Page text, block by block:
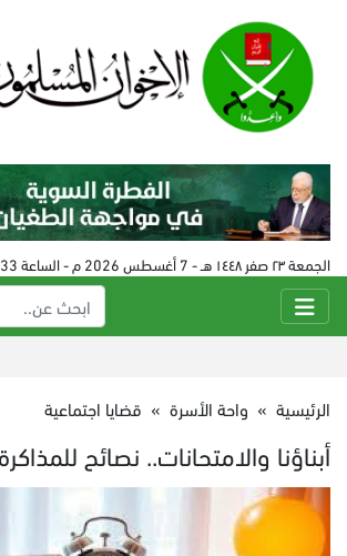
الجمعة ٢٣ صفر ١٤٤٨ هـ - 7 أغسطس 2026 م - الساعة 10:33 م
الرئيسية » واحة الأسرة » قضايا اجتماعية
أبناؤنا والامتحانات.. نصائح